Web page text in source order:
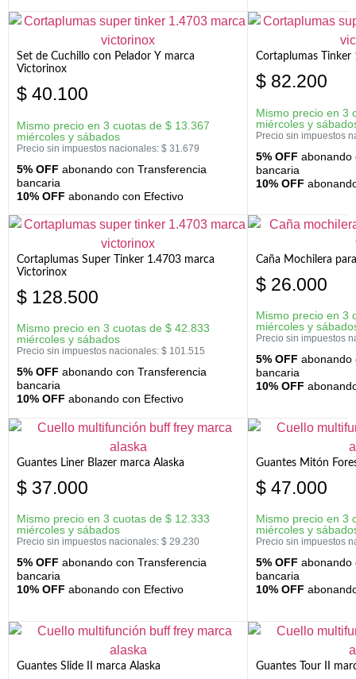
Set de Cuchillo con Pelador Y marca
Victorinox
$ 40.100
Mismo precio en 3 cuotas de $ 13.367
miércoles y sábados
Precio sin impuestos nacionales: $ 31.679
5% OFF abonando con Transferencia
bancaria
10% OFF abonando con Efectivo
Cortaplumas
$ 82.200
Mismo precio en 3
miércoles y
Precio sin impuestos
5% OFF abonando
bancaria
10% OFF
Cortaplumas Super Tinker 1.4703 marca
Victorinox
$ 128.500
Mismo precio en 3 cuotas de $ 42.833
miércoles y sábados
Precio sin impuestos nacionales: $ 101.515
5% OFF abonando con Transferencia
bancaria
10% OFF abonando con Efectivo
Caña Mochilera
$ 26.000
Mismo precio en 3
miércoles y
Precio sin impuestos
5% OFF abonando
bancaria
10% OFF
Guantes Liner Blazer marca Alaska
$ 37.000
Mismo precio en 3 cuotas de $ 12.333
miércoles y sábados
Precio sin impuestos nacionales: $ 29.230
5% OFF abonando con Transferencia
bancaria
10% OFF abonando con Efectivo
Guantes Mitón
$ 47.000
Mismo precio en 3
miércoles y
Precio sin impuestos
5% OFF abonando
bancaria
10% OFF
Guantes Slide II marca Alaska Guantes Tour II